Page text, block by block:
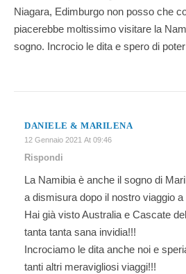
Niagara, Edimburgo non posso che
piacerebbe moltissimo visitare la
sogno. Incrocio le dita e spero di
DANIELE & MARILENA
12 Gennaio 2021 At 09:46
Rispondi
La Namibia è anche il sogno di
a dismisura dopo il nostro viaggio a
Hai già visto Australia e Cascate
tanta tanta sana invidia!!!
Incrociamo le dita anche noi e
tanti altri meravigliosi viaggi!!!